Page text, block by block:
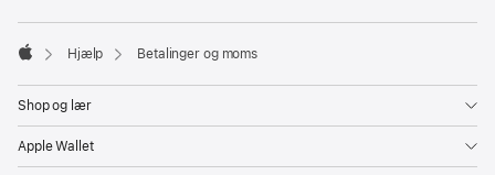
Hjælp Betalinger og moms
Shop og lær
Apple Wallet